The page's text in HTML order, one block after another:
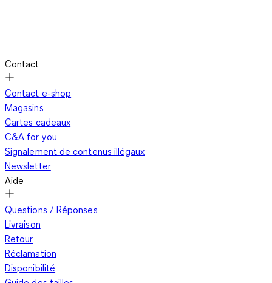
Contact
Contact e-shop
Magasins
Cartes cadeaux
C&A for you
Signalement de contenus illégaux
Newsletter
Aide
Questions / Réponses
Livraison
Retour
Réclamation
Disponibilité